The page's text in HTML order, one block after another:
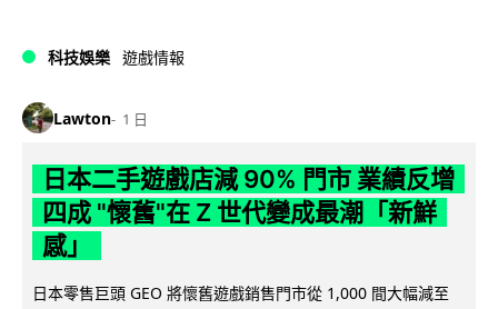
科技娛樂 遊戲情報
Lawton 1 日
日本二手遊戲店減 90% 門市 業績反增
四成 "懷舊"在 Z 世代變成最潮「新鮮
感」
日本零售巨頭 GEO 將懷舊遊戲銷售門市從 1,000 間大幅減至